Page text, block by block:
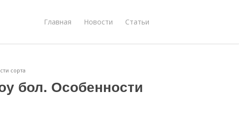
Главная Новости Статьи
сорта
бол. Особенности